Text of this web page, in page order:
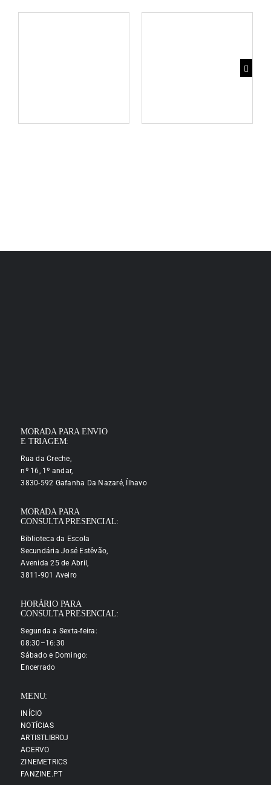
MORADA PARA ENVIO
E TRIAGEM:
Rua da Creche,
nº 16, 1º andar,
3830-592 Gafanha Da Nazaré, Ílhavo
MORADA PARA
CONSULTA PRESENCIAL:
Biblioteca da Escola
Secundária José Estêvão,
Avenida 25 de Abril,
3811-901 Aveiro
HORÁRIO PARA
CONSULTA PRESENCIAL:
Segunda a Sexta-feira:
08:30–16:30
Sábado e Domingo:
Encerrado
MENU:
INÍCIO
NOTÍCIAS
ARTISTLIBROJ
ACERVO
ZINEMETRICS
FANZINE.PT